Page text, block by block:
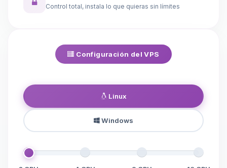
Control total, instala lo que quieras sin límites
Configuración del VPS
Linux
Windows